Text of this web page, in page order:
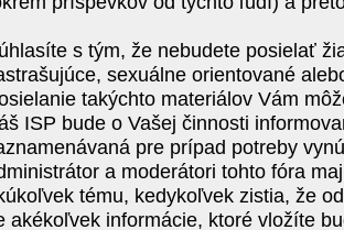
s tým, že nebudete posielať
sexuálne orientované
takýchto materiálov Vám
ISP bude o Vašej činnosti
pre prípad potreby
a moderátori tohto fóra
tému, kedykoľvek zistia, že
akékoľvek informácie, ktoré vložíte